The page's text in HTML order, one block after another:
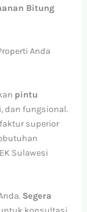
Bitung
Anda
pintu
dan fungsional.
superior
Sulawesi
Segera